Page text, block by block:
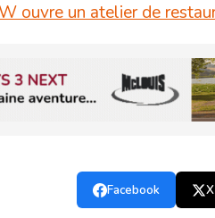
ouvre un atelier de
Facebook X